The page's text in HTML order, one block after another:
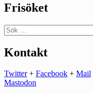
Frisöket
Sök
efter:
Kontakt
Twitter+ Facebook + Mail
Mastodon